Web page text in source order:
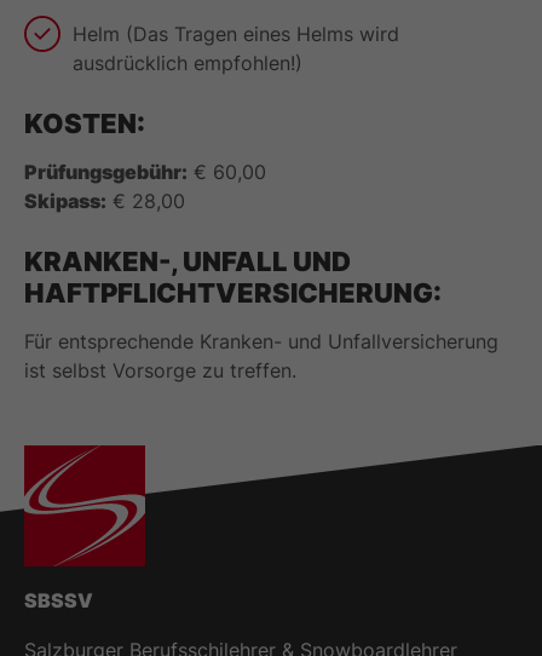
Helm (Das Tragen eines Helms wird
ausdrücklich empfohlen!)
KOSTEN:
Prüfungsgebühr: € 60,00
Skipass: € 28,00
KRANKEN-, UNFALL UND
HAFTPFLICHTVERSICHERUNG:
Für entsprechende Kranken- und Unfallversicherung
ist selbst Vorsorge zu treffen.
SBSSV
Salzburger Berufsschilehrer & Snowboardlehrer